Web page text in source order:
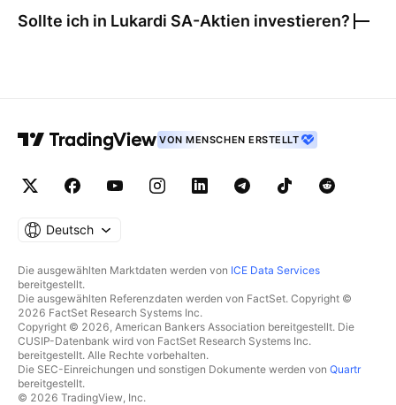
Sollte ich in Lukardi SA-Aktien investieren?
VON MENSCHEN ERSTELLT
Deutsch
Die ausgewählten Marktdaten werden von ICE Data Services
bereitgestellt.
Die ausgewählten Referenzdaten werden von FactSet. Copyright ©
2026 FactSet Research Systems Inc.
Copyright © 2026, American Bankers Association bereitgestellt. Die
CUSIP-Datenbank wird von FactSet Research Systems Inc.
bereitgestellt. Alle Rechte vorbehalten.
Die SEC-Einreichungen und sonstigen Dokumente werden von Quartr
bereitgestellt.
© 2026 TradingView, Inc.